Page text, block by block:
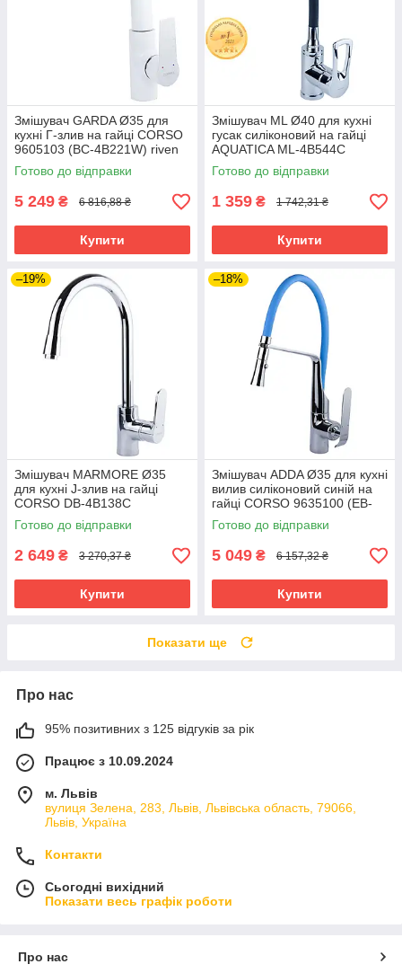
Змішувач GARDA Ø35 для
кухні Г-злив на гайці CORSO
9605103 (BC-4B221W) riven
Готово до відправки
5 249 ₴ 6 816,88 ₴
Купити
Змішувач ML Ø40 для кухні
гусак силіконовий на гайці
AQUATICA ML-4B544C
(9746130) riven
Готово до відправки
1 359 ₴ 1 742,31 ₴
Купити
–19%
Змішувач MARMORE Ø35
для кухні J-злив на гайці
CORSO DB-4B138C
(9623100) riven
Готово до відправки
2 649 ₴ 3 270,37 ₴
Купити
–18%
Змішувач ADDA Ø35 для кухні
вилив силіконовий синій на
гайці CORSO 9635100 (EB-
4B519C) riven
Готово до відправки
5 049 ₴ 6 157,32 ₴
Купити
Показати ще
Про нас
95% позитивних з 125 відгуків за рік
Працює з 10.09.2024
м. Львів
вулиця Зелена, 283, Львів, Львівська область, 79066,
Львів, Україна
Контакти
Сьогодні вихідний
Показати весь графік роботи
Про нас